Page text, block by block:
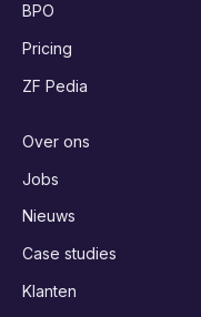
BPO
Pricing
ZF Pedia
Over ons
Jobs
Nieuws
Case studies
Klanten